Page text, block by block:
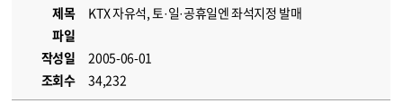
제목
KTX 자유석, 토·일·공휴일엔 좌석지정 발매
파일
작성일
2005-06-01
조회수
34,232